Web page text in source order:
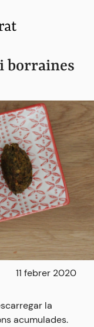
borraines
11 febrer 2020
la
acumulades.